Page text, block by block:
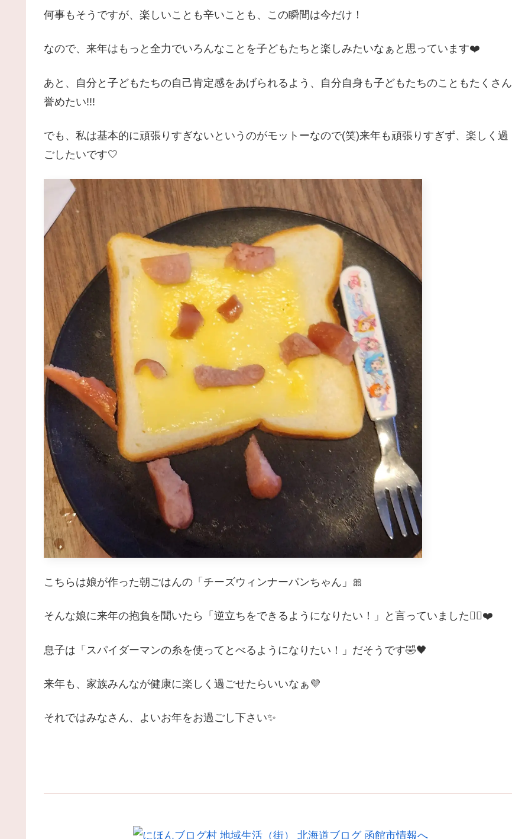
何事もそうですが、楽しいことも辛いことも、この瞬間は今だけ！
なので、来年はもっと全力でいろんなことを子どもたちと楽しみたいなぁと思っています❤️
あと、自分と子どもたちの自己肯定感をあげられるよう、自分自身も子どもたちのこともたくさん
誉めたい!!!
でも、私は基本的に頑張りすぎないというのがモットーなので(笑)来年も頑張りすぎず、楽しく過
ごしたいです🤍
こちらは娘が作った朝ごはんの「チーズウィンナーパンちゃん」🎀
そんな娘に来年の抱負を聞いたら「逆立ちをできるようになりたい！」と言っていました🤸‍♀️❤️
息子は「スパイダーマンの糸を使ってとべるようになりたい！」だそうです🤣🖤
来年も、家族みんなが健康に楽しく過ごせたらいいなぁ💜
それではみなさん、よいお年をお過ごし下さい✨